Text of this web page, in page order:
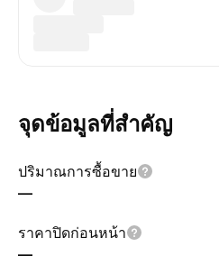
จุดข้อมูลที่สำคัญ
ปริมาณการซื้อขาย
—
ราคาปิดก่อนหน้า
—